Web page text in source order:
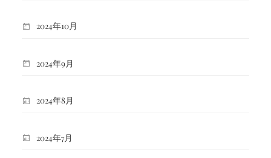
2024年10月
2024年9月
2024年8月
2024年7月